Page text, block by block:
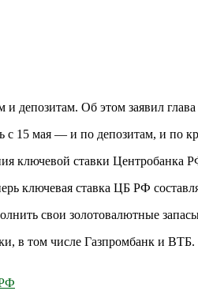
депозитам. Об этом заявил
с 15 мая — и по депозитам, и по
ключевой ставки Центробанка
ключевая ставка ЦБ РФ
свои золотовалютные
в том числе Газпромбанк и ВТБ.